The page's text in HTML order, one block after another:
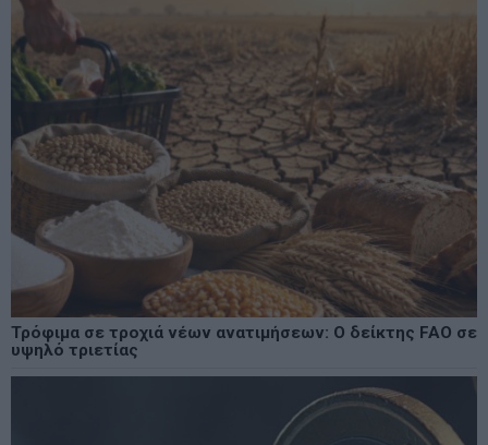
Τρόφιμα σε τροχιά νέων ανατιμήσεων: Ο δείκτης FAO σε
υψηλό τριετίας